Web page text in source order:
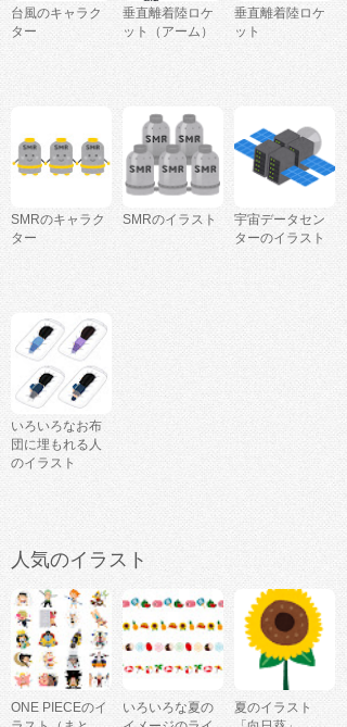
台風のキャラク
ター
垂直離着陸ロケ
ット（アーム）
垂直離着陸ロケ
ット
SMRのキャラク
ター
SMRのイラスト
宇宙データセン
ターのイラスト
いろいろなお布
団に埋もれる人
のイラスト
人気のイラスト
ONE PIECEのイ
いろいろな夏の
夏のイラスト